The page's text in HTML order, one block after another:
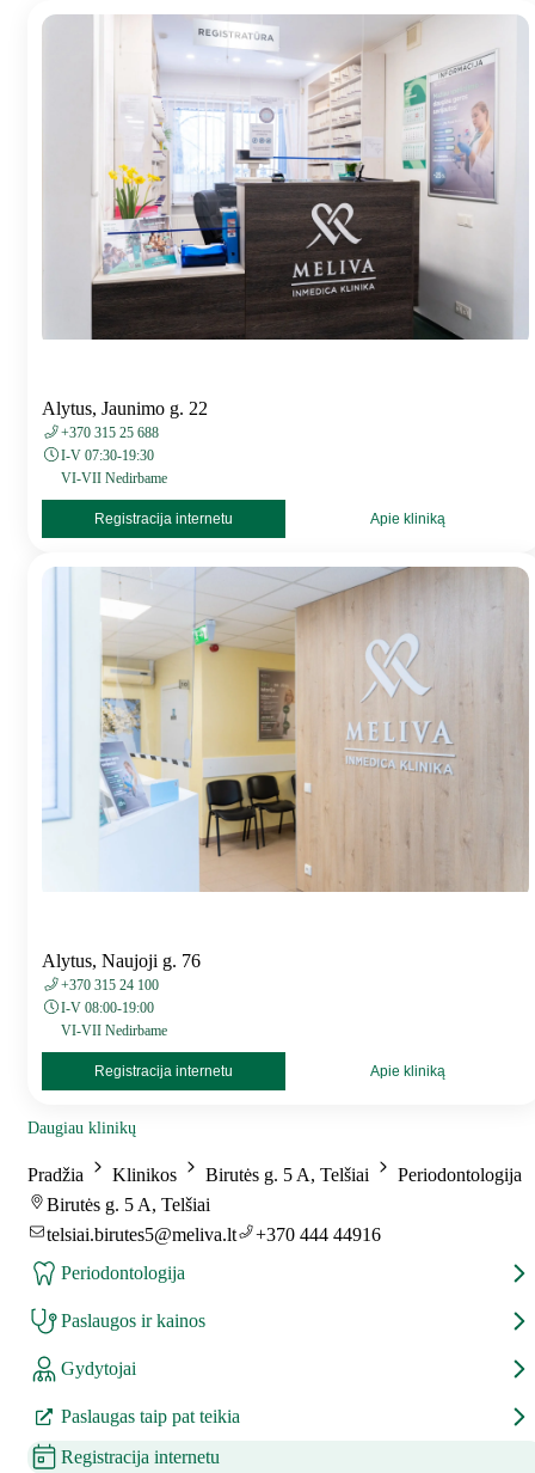
Alytus, Jaunimo g. 22
+370 315 25 688
I-V 07:30-19:30
VI-VII Nedirbame
Registracija internetu Apie kliniką
Alytus, Naujoji g. 76
+370 315 24 100
I-V 08:00-19:00
VI-VII Nedirbame
Registracija internetu Apie kliniką
Daugiau klinikų
Pradžia Klinikos Birutės g. 5 A, Telšiai
Periodontologija
Birutės g. 5 A, Telšiai
telsiai.birutes5@meliva.lt
+370 444 44916
Periodontologija
Paslaugos ir kainos
Gydytojai
Paslaugas taip pat teikia
Registracija internetu